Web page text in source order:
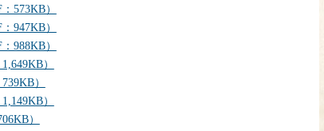
573KB）
947KB）
988KB）
）
）
）
）